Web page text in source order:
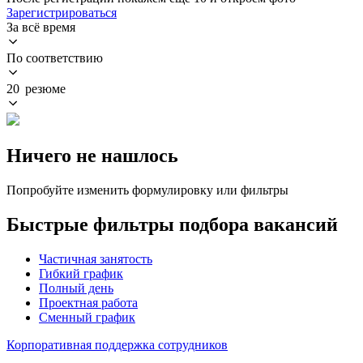
Зарегистрироваться
За всё время
По соответствию
20 резюме
Ничего не нашлось
Попробуйте изменить формулировку или фильтры
Быстрые фильтры подбора вакансий
Частичная занятость
Гибкий график
Полный день
Проектная работа
Сменный график
Корпоративная поддержка сотрудников